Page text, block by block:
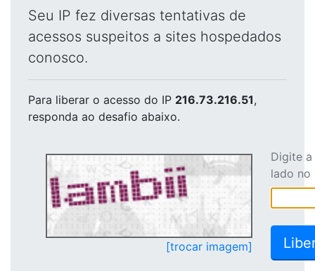
Seu IP fez diversas tentativas de
acessos suspeitos a sites hospedados
conosco.
Para liberar o acesso do IP 216.73.216.51,
responda ao desafio abaixo.
[trocar imagem]
Digite
lado no